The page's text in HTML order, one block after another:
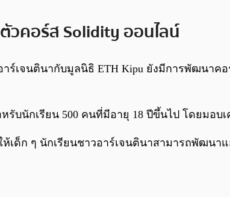
วคอร์ส Solidity ออนไลน์
ร์เจนตินากับมูลนิธิ ETH Kipu ยังมีการพัฒนา
รับนักเรียน 500 คนที่มีอายุ 18 ปีขึ้นไป โดยมอ
เด็ก ๆ นักเรียนชาวอาร์เจนตินาสามารถพัฒน